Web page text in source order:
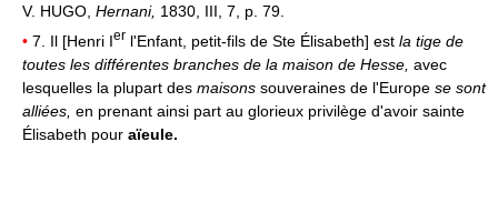
V. HUGO, Hernani, 1830, III, 7, p. 79.
• 7. Il [Henri Ier l'Enfant, petit-fils de Ste Élisabeth] est la tige de
toutes les différentes branches de la maison de Hesse, avec
lesquelles la plupart des maisons souveraines de l'Europe se sont
alliées, en prenant ainsi part au glorieux privilège d'avoir sainte
Élisabeth pour aïeule.